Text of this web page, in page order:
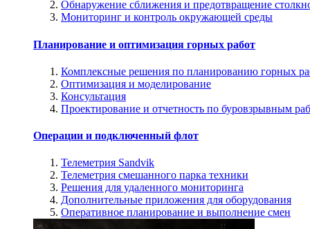
Обнаружение сближения и предотвращение
Мониторинг и контроль окружающей среды
Планирование и оптимизация горных работ
Комплексные решения по планированию горных
Оптимизация и моделирование
Консультация
Проектирование и отчетность по буровзрывным
Операции и подключенный флот
Телеметрия Sandvik
Телеметрия смешанного парка техники
Решения для удаленного мониторинга
Дополнительные приложения для оборудования
Оперативное планирование и выполнение смен